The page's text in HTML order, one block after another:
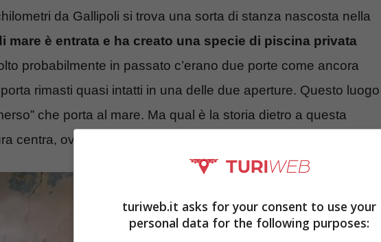
da Gallipoli si trova una sorta di stanza nascosta nella
mare è entrata e ha creato una specie di piscina privata
probabilmente in passato c’erano due porte come ancora
rimasti quasi intatti in una delle due aperture. Questo luogo
che porta al mare. Ma qual è la storia dietro a questa
centra, ovvio, ma la mano dell’uomo è ben visibile.
turiweb.it asks for your consent to use your
personal data for the following purposes: